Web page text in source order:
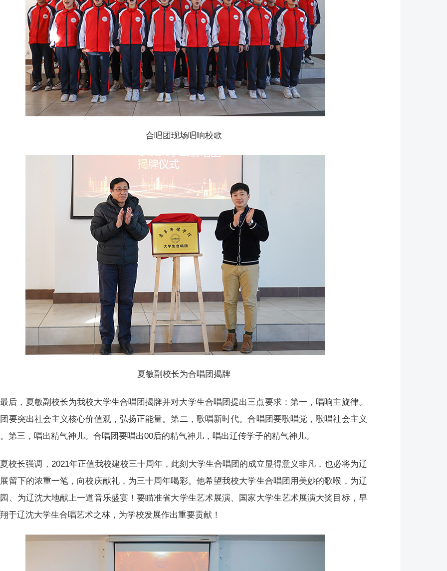
合唱团现场唱响校歌
夏敏副校长为合唱团揭牌
最后，夏敏副校长为我校大学生合唱团揭牌并对大学生合唱团提出三点要求：第一，唱响主旋律。
要突出社会主义核心价值观，弘扬正能量。第二，歌唱新时代。合唱团要歌唱党，歌唱社会主义
第三，唱出精气神儿。合唱团要唱出00后的精气神儿，唱出辽传学子的精气神儿。
夏校长强调，2021年正值我校建校三十周年，此刻大学生合唱团的成立显得意义非凡，也必将为辽
留下的浓重一笔，向校庆献礼，为三十周年喝彩。他希望我校大学生合唱团用美妙的歌喉，为辽
、为辽沈大地献上一道音乐盛宴！要瞄准省大学生艺术展演、国家大学生艺术展演大奖目标，早
于辽沈大学生合唱艺术之林，为学校发展作出重要贡献！